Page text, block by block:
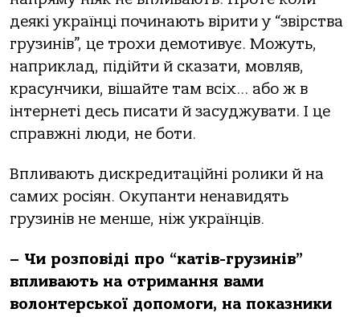
деякі українці починають вірити у “звірства
грузинів”, це трохи демотивує. Можуть,
наприклад, підійти й сказати, мовляв,
красунчики, вішайте там всіх… або ж в
інтернеті десь писати й засуджувати. І це
справжні люди, не боти.
Впливають дискредитаційні ролики й на
самих росіян. Окупанти ненавидять
грузинів не менше, ніж українців.
– Чи розповіді про “катів-грузинів”
впливають на отримання вами
волонтерської допомоги, на показники